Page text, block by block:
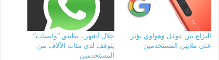
النزاع بين غوغل وهواوي يؤثر
على ملايين المستخدمين
خلال أشهر.. تطبيق “واتساب”
يتوقف لدى مئات الآلاف من
المستخدمين